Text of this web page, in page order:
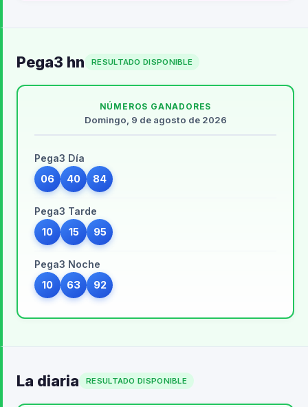
Pega3 hn RESULTADO DISPONIBLE
NÚMEROS GANADORES
Domingo, 9 de agosto de 2026
Pega3 Día
06 40 84
Pega3 Tarde
10 15 95
Pega3 Noche
10 63 92
La diaria RESULTADO DISPONIBLE